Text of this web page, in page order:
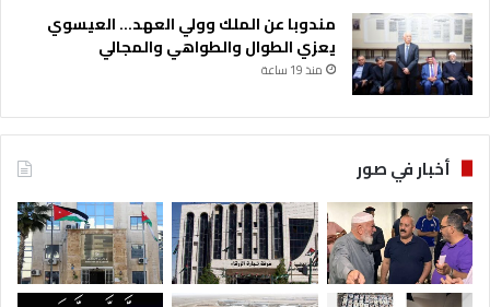
مندوبا عن الملك وولي العهد… العيسوي
يعزي الطوال والطواهي والمجالي
منذ 19 ساعة
أخبار في صور